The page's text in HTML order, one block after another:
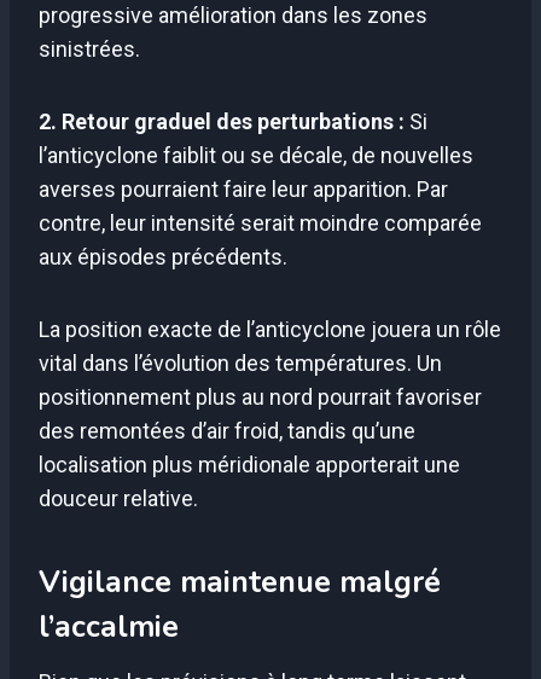
progressive amélioration dans les zones
sinistrées.
2. Retour graduel des perturbations : Si
l’anticyclone faiblit ou se décale, de nouvelles
averses pourraient faire leur apparition. Par
contre, leur intensité serait moindre comparée
aux épisodes précédents.
La position exacte de l’anticyclone jouera un rôle
vital dans l’évolution des températures. Un
positionnement plus au nord pourrait favoriser
des remontées d’air froid, tandis qu’une
localisation plus méridionale apporterait une
douceur relative.
Vigilance maintenue malgré
l’accalmie